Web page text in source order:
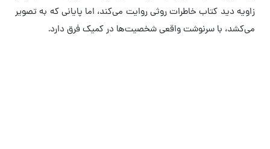
زاویه دید کتاب خاطرات روثی روایت می‌کند، اما پایانی که به تصویر
می‌کشد، با سرنوشت واقعی شخصیت‌ها در کمیک فرق دارد.